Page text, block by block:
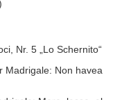
Nr. 5 „Lo Schernito“
Madrigale: Non havea